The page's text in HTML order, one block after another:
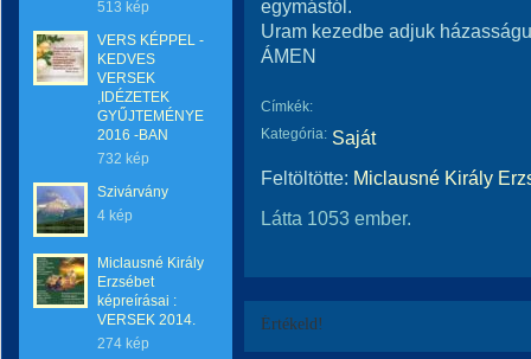
513 kép
VERS KÉPPEL -
KEDVES
VERSEK
,IDÉZETEK
GYŰJTEMÉNYE
2016 -BAN
732 kép
Szivárvány
4 kép
Miclausné Király
Erzsébet
képreírásai :
VERSEK 2014.
274 kép
egymástól.
Uram kezedbe adjuk
ÁMEN
Címkék:
Kategória: Saját
Feltöltötte: Miclausné Király
Látta 1053 ember.
Értékeld!